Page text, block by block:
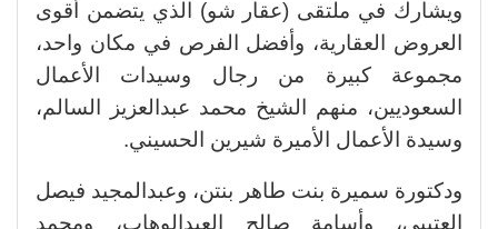
ويشارك في ملتقى (عقار شو) الذي يتضمن أقوى
العروض العقارية، وأفضل الفرص في مكان واحد،
مجموعة كبيرة من رجال وسيدات الأعمال
السعوديين، منهم الشيخ محمد عبدالعزيز السالم،
وسيدة الأعمال الأميرة شيرين الحسيني.
ودكتورة سميرة بنت طاهر بنتن، وعبدالمجيد فيصل
العتيبي، وأسامة صالح العبدالوهاب، ومحمد